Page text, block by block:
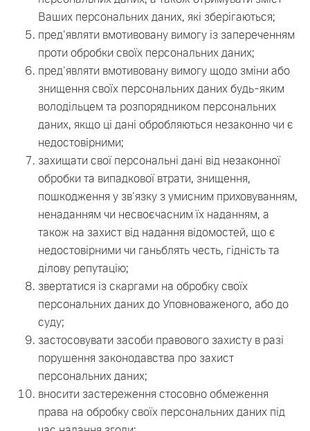
Ваших персональних даних, які зберігаються;
пред'являти вмотивовану вимогу із запереченням
проти обробки своїх персональних даних;
пред'являти вмотивовану вимогу щодо зміни або
знищення своїх персональних даних будь-яким
володільцем та розпорядником персональних
даних, якщо ці дані обробляються незаконно чи є
недостовірними;
захищати свої персональні дані від незаконної
обробки та випадкової втрати, знищення,
пошкодження у зв'язку з умисним приховуванням,
ненаданням чи несвоєчасним їх наданням, а
також на захист від надання відомостей, що є
недостовірними чи ганьблять честь, гідність та
ділову репутацію;
звертатися із скаргами на обробку своїх
персональних даних до Уповноваженого, або до
суду;
застосовувати засоби правового захисту в разі
порушення законодавства про захист
персональних даних;
вносити застереження стосовно обмеження
права на обробку своїх персональних даних під